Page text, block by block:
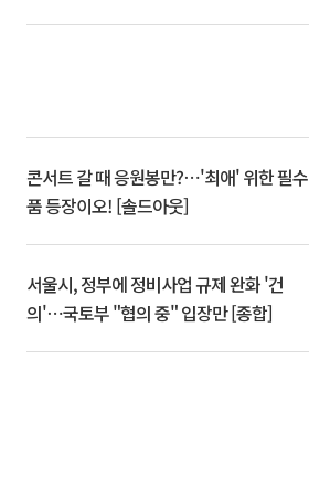
콘서트 갈 때 응원봉만?⋯'최애' 위한 필수
품 등장이오! [솔드아웃]
서울시, 정부에 정비사업 규제 완화 '건
의'⋯국토부 "협의 중" 입장만 [종합]